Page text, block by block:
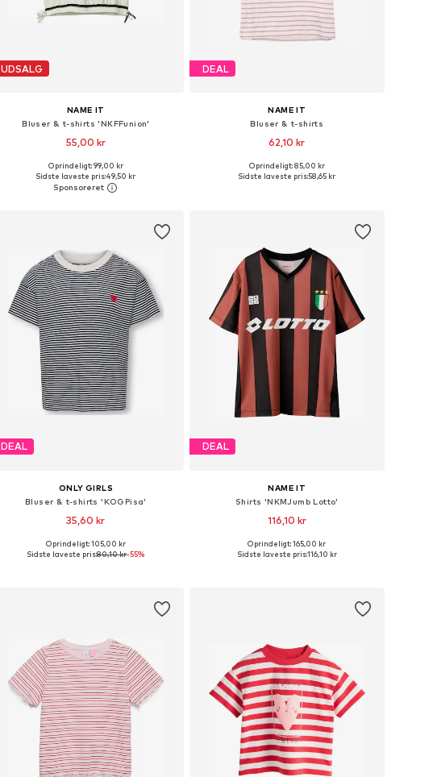
UDSALG
NAME IT
Bluser & t-shirts 'NKFFunion'
55,00 kr
Fås i mange størrelser
Føj til indkøbskurv
Oprindeligt: 99,00 kr
Sidste laveste pris:49,50 kr
DEAL
NAME IT
Bluser & t-shirts
62,10 kr
Tilgængelige størrelser: 92, 98, 116
Oprindeligt: 85,00 kr
Sidste laveste pris:58,65 kr
DEAL
ONLY GIRLS
Bluser & t-shirts 'KOGPisa'
35,60 kr
Tilgængelige størrelser: 110-116, 122-128
Oprindeligt: 105,00 kr
Sidste laveste pris:80,10 kr-55%
DEAL
NAME IT
Shirts 'NKMJumb Lotto'
116,10 kr
Fås i mange størrelser
Oprindeligt: 165,00 kr
Sidste laveste pris:116,10 kr